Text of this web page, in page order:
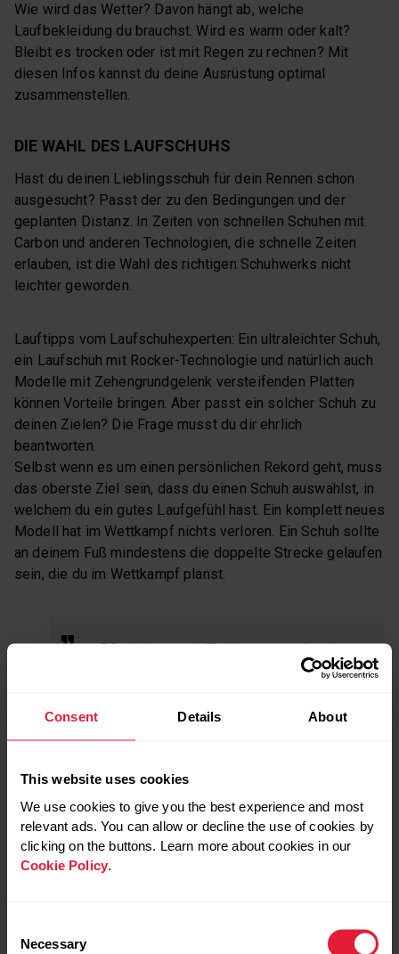
Consent Details About
This website uses cookies
We use cookies to give you the best experience and most
relevant ads. You can allow or decline the use of cookies by
clicking on the buttons. Learn more about cookies in our
Cookie Policy.
Selection
Necessary
Wie wird das Wetter? Davon hängt ab, welche
Laufbekleidung du brauchst. Wird es warm oder kalt?
Bleibt es trocken oder ist mit Regen zu rechnen? Mit
diesen Infos kannst du deine Ausrüstung optimal
zusammenstellen.
DIE WAHL DES LAUFSCHUHS
Hast du deinen Lieblingsschuh für dein Rennen schon
ausgesucht? Passt der zu den Bedingungen und der
geplanten Distanz. In Zeiten von schnellen Schuhen mit
Carbon und anderen Technologien, die schnelle Zeiten
erlauben, ist die Wahl des richtigen Schuhwerks nicht
leichter geworden.
Lauftipps vom Laufschuhexperten: Ein ultraleichter Schuh,
ein Laufschuh mit Rocker-Technologie und natürlich auch
Modelle mit Zehengrundgelenk versteifenden Platten
können Vorteile bringen. Aber passt ein solcher Schuh zu
deinen Zielen? Die Frage musst du dir ehrlich
beantworten.
Selbst wenn es um einen persönlichen Rekord geht, muss
das oberste Ziel sein, dass du einen Schuh auswählst, in
welchem du ein gutes Laufgefühl hast. Ein komplett neues
Modell hat im Wettkampf nichts verloren. Ein Schuh sollte
an deinem Fuß mindestens die doppelte Strecke gelaufen
sein, die du im Wettkampf planst.
P.S.: Und wer ein Trailrennen geplant hat,
wird sich noch mit vielen anderen
Rucksack, Stöcke, Stirnlampe, Erste-
passen.
DIE BEKLEIDUNG
Bei der Bekleidung gilt das in etwas entschärfter Form
etwas am Körper scheuert oder einfach unbequem ist.